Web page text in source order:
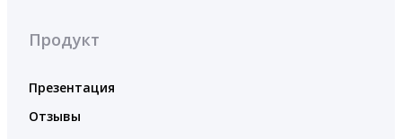
Продукт
Презентация
Отзывы